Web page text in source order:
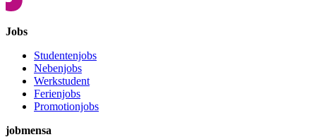
Jobs
Studentenjobs
Nebenjobs
Werkstudent
Ferienjobs
Promotionjobs
jobmensa